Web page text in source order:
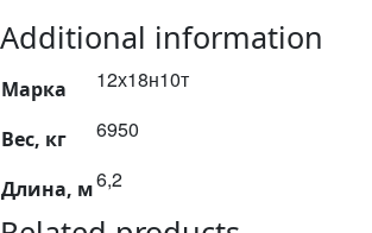
Additional information
Марка 12х18н10т
Вес, кг 6950
Длина, м6,2